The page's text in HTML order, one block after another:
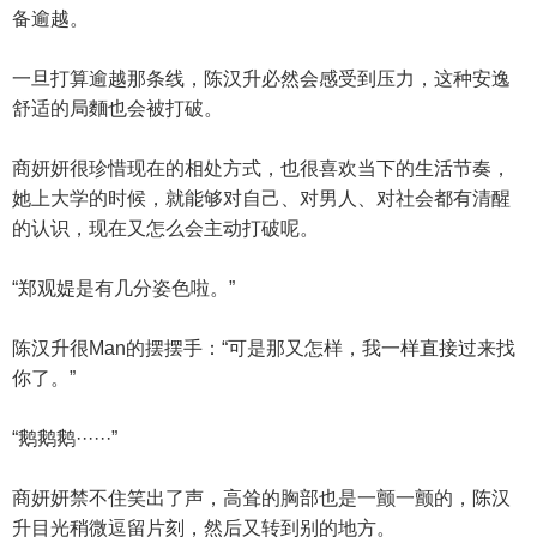
备逾越。
一旦打算逾越那条线，陈汉升必然会感受到压力，这种安逸
舒适的局麵也会被打破。
商妍妍很珍惜现在的相处方式，也很喜欢当下的生活节奏，
她上大学的时候，就能够对自己、对男人、对社会都有清醒
的认识，现在又怎么会主动打破呢。
“郑观媞是有几分姿色啦。”
陈汉升很Man的摆摆手：“可是那又怎样，我一样直接过来找
你了。”
“鹅鹅鹅······”
商妍妍禁不住笑出了声，高耸的胸部也是一颤一颤的，陈汉
升目光稍微逗留片刻，然后又转到别的地方。